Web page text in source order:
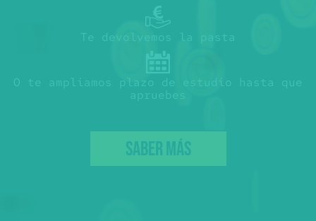
Te devolvemos la pasta
O te ampliamos plazo de estudio hasta que
apruebes
SABER MÁS